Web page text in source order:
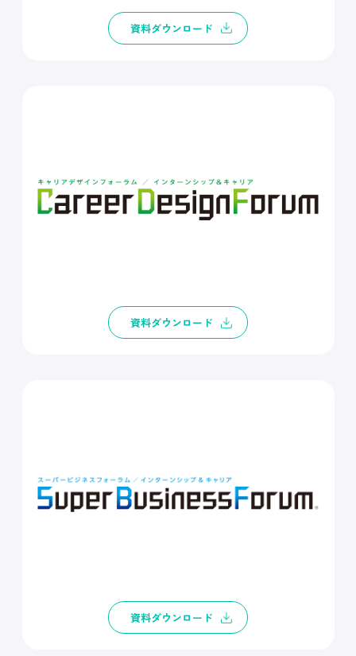
資料ダウンロード
資料ダウンロード
資料ダウンロード